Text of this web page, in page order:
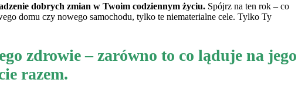
dobrych zmian w Twoim codziennym życiu. Spójrz na ten rok – co
domu czy nowego samochodu, tylko te niematerialne cele. Tylko Ty
zdrowie – zarówno to co ląduje na jego
razem.